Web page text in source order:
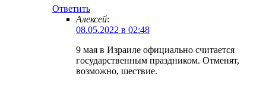
Ответить
Алексей:
08.05.2022 в 02:48
9 мая в Израиле официально считается
государственным праздником. Отменят,
возможно, шествие.